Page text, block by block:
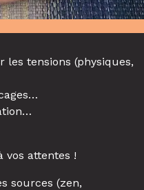
les tensions (physiques,
vos attentes !
sources (zen,